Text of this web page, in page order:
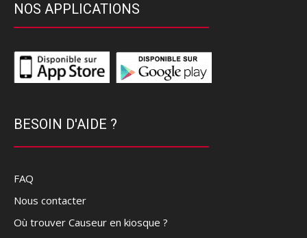
NOS APPLICATIONS
BESOIN D'AIDE ?
FAQ
Nous contacter
Où trouver Causeur en kiosque ?